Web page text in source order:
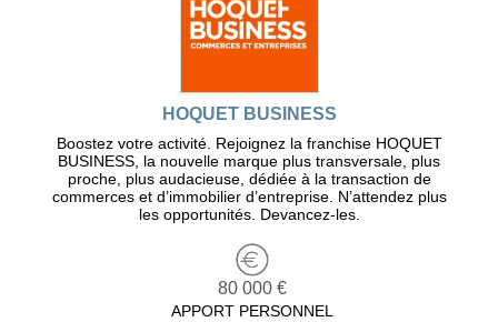
HOQUET BUSINESS
Boostez votre activité. Rejoignez la franchise HOQUET
BUSINESS, la nouvelle marque plus transversale, plus
proche, plus audacieuse, dédiée à la transaction de
commerces et d’immobilier d’entreprise. N’attendez plus
les opportunités. Devancez-les.
80 000 €
APPORT PERSONNEL